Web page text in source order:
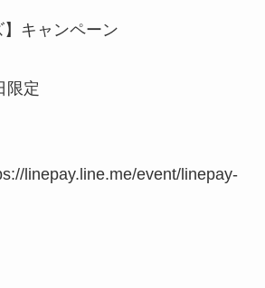
】キャンペーン
限定
linepay.line.me/event/linepay-